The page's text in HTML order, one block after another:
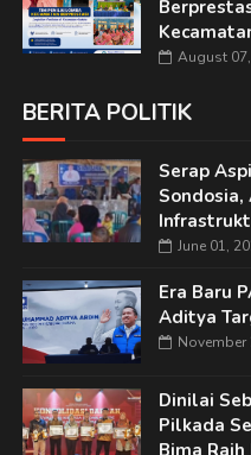
August
BERITA POLITIK
Serap
Sondosia,
June 01,
Era Baru
Aditya
November
Dinilai
Pilkada